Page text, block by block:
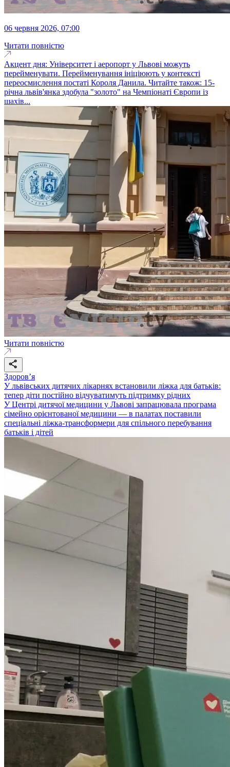
06 червня 2026, 07:00
Читати повністю
Акцент дня: Університет і аеропорт у Львові можуть
перейменувати. Перейменування ініціюють у контексті
переосмислення постаті Короля Данила. Читайте також: 15-
річна львів'янка здобула "золото" на Чемпіонаті Європи із
шахів...
Читати повністю
Здоровʼя
У львівських дитячих лікарнях встановили ліжка для батьків:
тепер діти постійно відчуватимуть підтримку рідних
У Центрі дитячої медицини у Львові запрацювала програма
сімейно орієнтованої медицини — в палатах поставили
спеціальні ліжка-трансформери для спільного перебування
батьків і дітей